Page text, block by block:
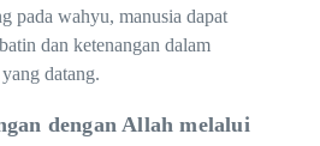
pada wahyu, manusia dapat
dan ketenangan dalam
datang.
dengan Allah melalui